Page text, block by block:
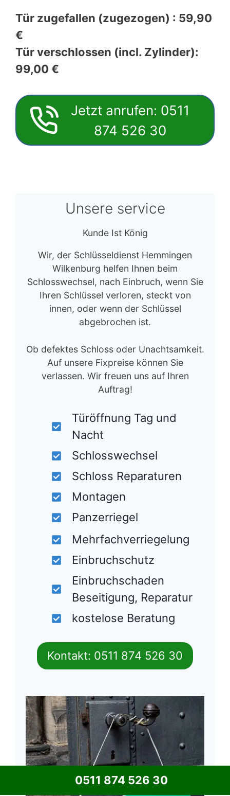
Tür zugefallen (zugezogen) : 59,90
€
Tür verschlossen (incl. Zylinder):
99,00 €
Jetzt anrufen: 0511
874 526 30
Unsere service
Kunde Ist König
Wir, der Schlüsseldienst Hemmingen
Wilkenburg helfen Ihnen beim
Schlosswechsel, nach Einbruch, wenn Sie
Ihren Schlüssel verloren, steckt von
innen, oder wenn der Schlüssel
abgebrochen ist.
Ob defektes Schloss oder Unachtsamkeit.
Auf unsere Fixpreise können Sie
verlassen. Wir freuen uns auf Ihren
Auftrag!
Türöffnung Tag und
Nacht
Schlosswechsel
Schloss Reparaturen
Montagen
Panzerriegel
Mehrfachverriegelung
Einbruchschutz
Einbruchschaden
Beseitigung, Reparatur
kostelose Beratung
Kontakt: 0511 874 526 30
0511 874 526 30